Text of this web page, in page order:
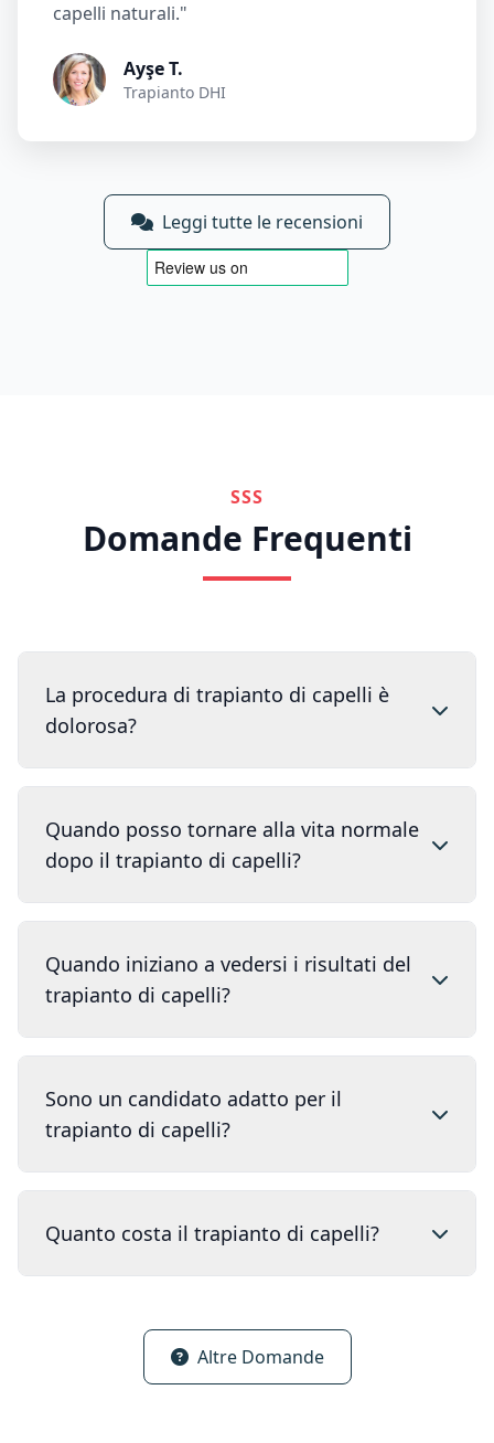
capelli naturali."
Ayşe T.
Trapianto DHI
Leggi tutte le recensioni
SSS
Domande Frequenti
La procedura di trapianto di capelli è
dolorosa?
Quando posso tornare alla vita normale
dopo il trapianto di capelli?
Quando iniziano a vedersi i risultati del
trapianto di capelli?
Sono un candidato adatto per il
trapianto di capelli?
Quanto costa il trapianto di capelli?
Altre Domande